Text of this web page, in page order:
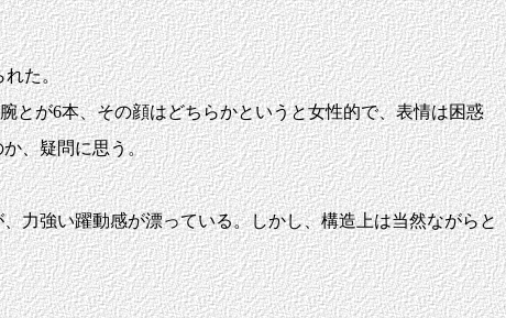
れた。
が6本、その顔はどちらかというと女性的で、表情は困惑
、疑問に思う。
力強い躍動感が漂っている。しかし、構造上は当然ながらと